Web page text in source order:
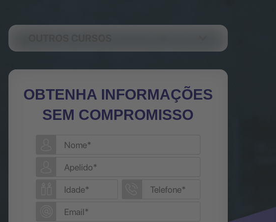
OBTENHA INFORMAÇÕES
SEM COMPROMISSO